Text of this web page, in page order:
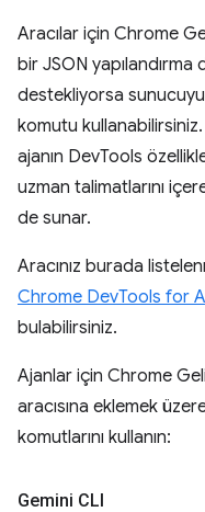
Aracılar için Chrome
bir JSON yapılandırma
destekliyorsa
komutu
ajanın DevTools
uzman talimatlarını
de sunar.
Aracınız burada
Chrome DevTools for
bulabilirsiniz.
Ajanlar için Chrome
aracısına eklemek
komutlarını kullanın:
Gemini CLI